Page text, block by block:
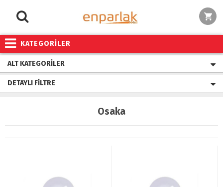
KATEGORİLER
ALT KATEGORILER
DETAYLI FILTRE
Osaka